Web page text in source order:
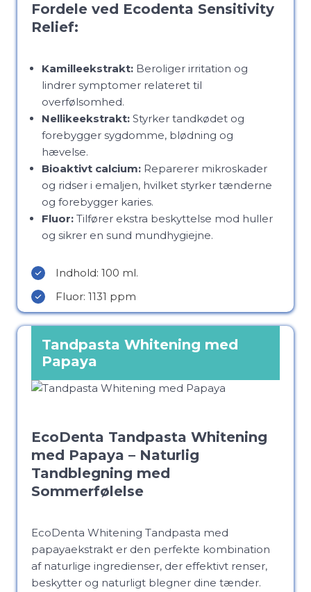
Fordele ved Ecodenta Sensitivity
Relief:
Kamilleekstrakt: Beroliger irritation og
lindrer symptomer relateret til
overfølsomhed.
Nellikeekstrakt: Styrker tandkødet og
forebygger sygdomme, blødning og
hævelse.
Bioaktivt calcium: Reparerer mikroskader
og ridser i emaljen, hvilket styrker tænderne
og forebygger karies.
Fluor: Tilfører ekstra beskyttelse mod huller
og sikrer en sund mundhygiejne.
Indhold: 100 ml.
Fluor: 1131 ppm
Tandpasta Whitening med
Papaya
EcoDenta Tandpasta Whitening
med Papaya – Naturlig
Tandblegning med
Sommerfølelse
EcoDenta Whitening Tandpasta med
papayaekstrakt er den perfekte kombination
af naturlige ingredienser, der effektivt renser,
beskytter og naturligt blegner dine tænder.